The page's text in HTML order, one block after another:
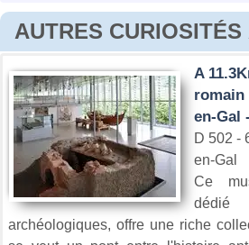
AUTRES
A
romain
en-Gal
D 502 -
en-Gal
Ce
archéologiques, offre une riche